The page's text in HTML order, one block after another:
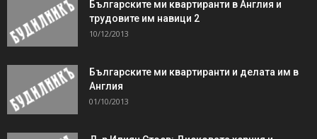
Българските ми квартиранти в Англия и
трудовите им навици 2
10/12/2013
Българските ми квартиранти и делата им в
Англия
01/10/2013